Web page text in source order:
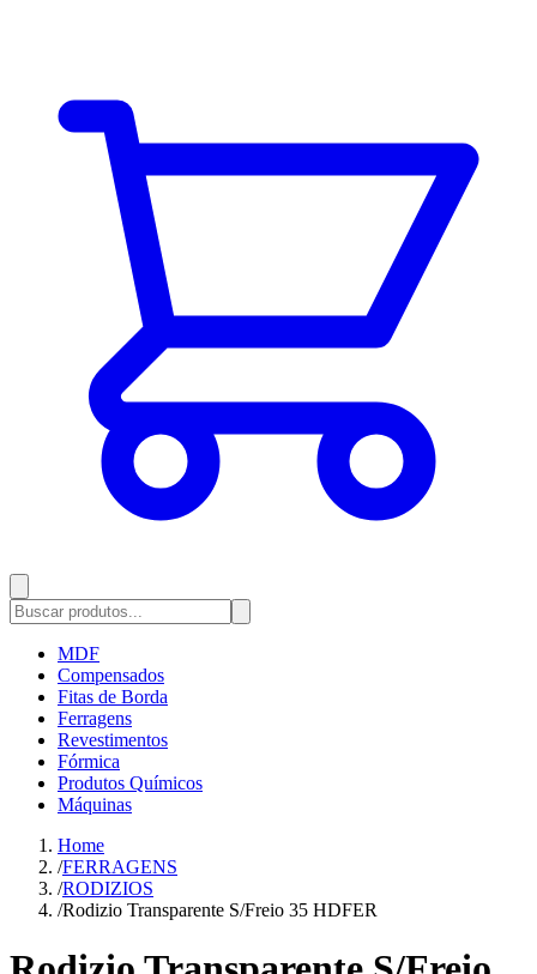
MDF
Compensados
Fitas de Borda
Ferragens
Revestimentos
Fórmica
Produtos Químicos
Máquinas
Home
/FERRAGENS
/RODIZIOS
/Rodizio Transparente S/Freio 35 HDFER